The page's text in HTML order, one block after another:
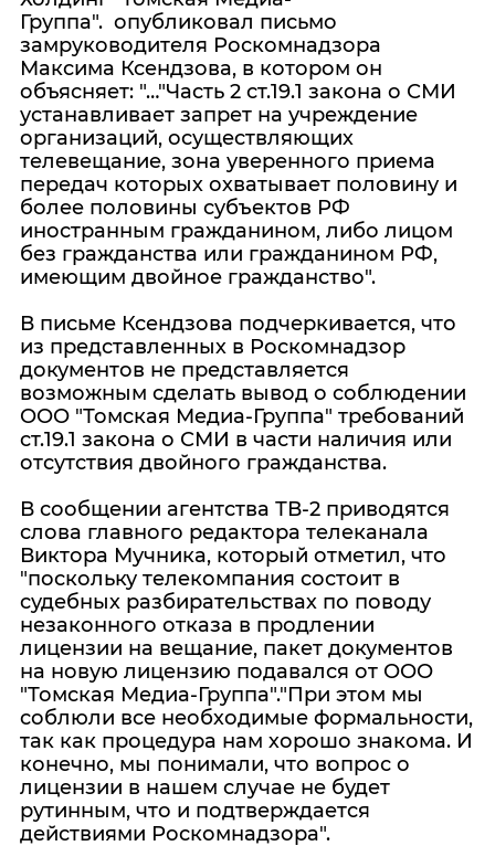
Группа". опубликовал письмо
замруководителя Роскомнадзора
Максима Ксендзова, в котором он
объясняет: "…"Часть 2 ст.19.1 закона о СМИ
устанавливает запрет на учреждение
организаций, осуществляющих
телевещание, зона уверенного приема
передач которых охватывает половину и
более половины субъектов РФ
иностранным гражданином, либо лицом
без гражданства или гражданином РФ,
имеющим двойное гражданство".
В письме Ксендзова подчеркивается, что
из представленных в Роскомнадзор
документов не представляется
возможным сделать вывод о соблюдении
ООО "Томская Медиа-Группа" требований
ст.19.1 закона о СМИ в части наличия или
отсутствия двойного гражданства.
В сообщении агентства ТВ-2 приводятся
слова главного редактора телеканала
Виктора Мучника, который отметил, что
"поскольку телекомпания состоит в
судебных разбирательствах по поводу
незаконного отказа в продлении
лицензии на вещание, пакет документов
на новую лицензию подавался от ООО
"Томская Медиа-Группа"."При этом мы
соблюли все необходимые формальности,
так как процедура нам хорошо знакома. И
конечно, мы понимали, что вопрос о
лицензии в нашем случае не будет
рутинным, что и подтверждается
действиями Роскомнадзора".